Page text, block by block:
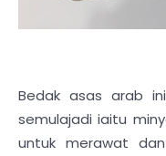
Bedak asas arab
semulajadi iaitu
untuk merawat